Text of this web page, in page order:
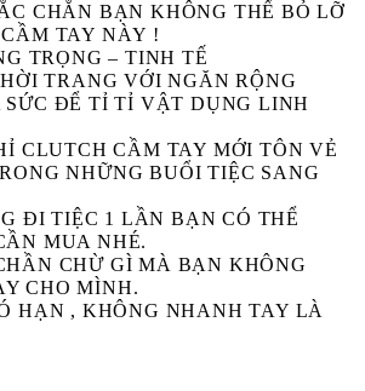
CHẮN BẠN KHÔNG THỂ BỎ LỠ
TAY NÀY !
TRỌNG – TINH TẾ
TRANG VỚI NGĂN RỘNG
SỨC ĐỂ TỈ TỈ VẬT DỤNG LINH
CLUTCH CẦM TAY MỚI TÔN VẺ
NHỮNG BUỔI TIỆC SANG
ĐI TIỆC 1 LẦN BẠN CÓ THỂ
MUA NHÉ.
CHỪ GÌ MÀ BẠN KHÔNG
CHO MÌNH.
HẠN , KHÔNG NHANH TAY LÀ